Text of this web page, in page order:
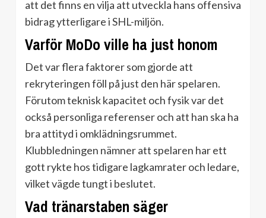
att det finns en vilja att utveckla hans offensiva
bidrag ytterligare i SHL-miljön.
Varför MoDo ville ha just honom
Det var flera faktorer som gjorde att
rekryteringen föll på just den här spelaren.
Förutom teknisk kapacitet och fysik var det
också personliga referenser och att han ska ha
bra attityd i omklädningsrummet.
Klubbledningen nämner att spelaren har ett
gott rykte hos tidigare lagkamrater och ledare,
vilket vägde tungt i beslutet.
Vad tränarstaben säger